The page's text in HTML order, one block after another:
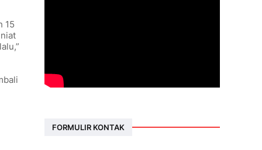
15
FORMULIR KONTAK